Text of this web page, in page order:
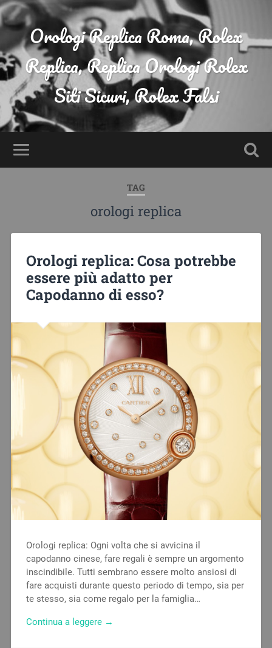
Orologi Replica Roma, Rolex
Replica, Replica Orologi Rolex
Siti Sicuri, Rolex Falsi
TAG
orologi replica
Orologi replica: Cosa potrebbe
essere più adatto per
Capodanno di esso?
Orologi replica: Ogni volta che si avvicina il
capodanno cinese, fare regali è sempre un argomento
inscindibile. Tutti sembrano essere molto ansiosi di
fare acquisti durante questo periodo di tempo, sia per
te stesso, sia come regalo per la famiglia…
Continua a leggere →